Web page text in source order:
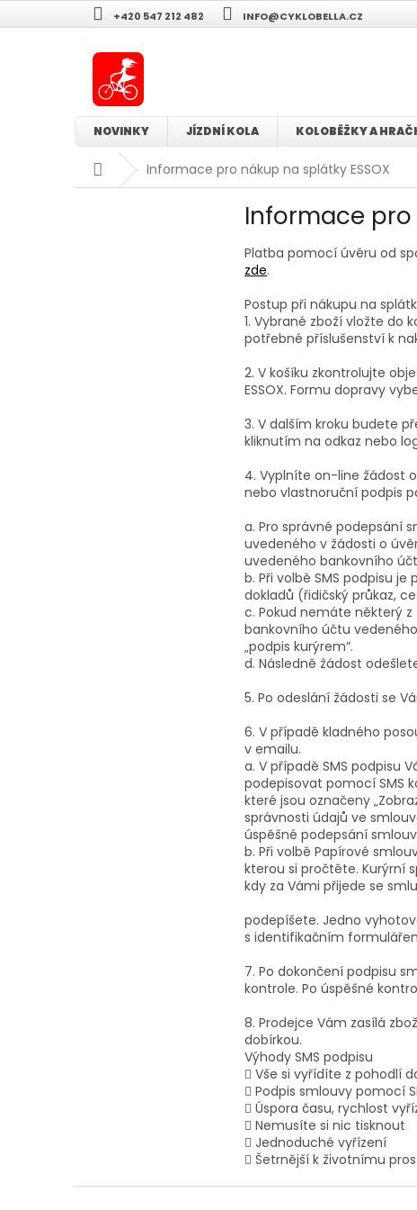
na
+420 547 212 482 INFO@CYKLOBELLA.CZ
NOVINKY JÍZDNÍ KOLA KOLOBĚŽKY A
DomůInformace pro nákup na splátky ESSOX
Informace pro
Platba pomocí úvěru od
zde.
Postup při nákupu na
1. Vybrané zboží vložte do
potřebné příslušenství k
2. V košíku zkontrolujte
ESSOX. Formu dopravy
3. V dalším kroku budete
kliknutím na odkaz nebo
4. Vyplníte on-line žádost
nebo vlastnoruční podpis
a. Pro správné podepsání
uvedeného v žádosti o
uvedeného bankovního
b. Při volbě SMS podpisu
dokladů (řidičský průkaz,
c. Pokud nemáte některý
bankovního účtu
„podpis kurýrem“.
d. Následně žádost
5. Po odeslání žádosti se
6. V případě kladného
v emailu.
a. V případě SMS podpisu
podepisovat pomocí SMS
které jsou označeny
správnosti údajů ve
úspěšné podepsání
b. Při volbě Papírové
kterou si pročtěte. Kurýrní
kdy za Vámi přijede se
podepíšete. Jedno
s identifikačním
7. Po dokončení podpisu
kontrole. Po úspěšné
8. Prodejce Vám zasílá
dobírkou.
Výhody SMS podpisu
 Vše si vyřídíte z pohodlí
 Podpis smlouvy pomocí
 Úspora času, rychlost
 Nemusíte si nic tisknout
 Jednoduché vyřízení
 Šetrnější k životnímu